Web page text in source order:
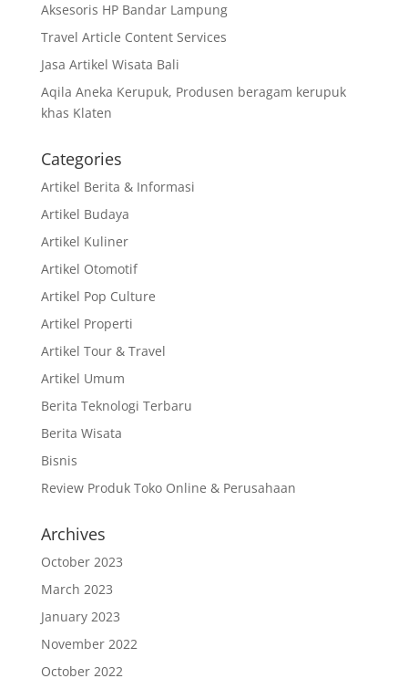
Aksesoris HP Bandar Lampung
Travel Article Content Services
Jasa Artikel Wisata Bali
Aqila Aneka Kerupuk, Produsen beragam kerupuk
khas Klaten
Categories
Artikel Berita & Informasi
Artikel Budaya
Artikel Kuliner
Artikel Otomotif
Artikel Pop Culture
Artikel Properti
Artikel Tour & Travel
Artikel Umum
Berita Teknologi Terbaru
Berita Wisata
Bisnis
Review Produk Toko Online & Perusahaan
Archives
October 2023
March 2023
January 2023
November 2022
October 2022